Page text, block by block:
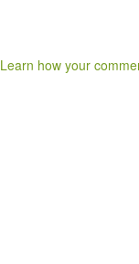
Learn how your